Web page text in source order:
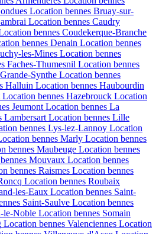
Location bennes Bruay-sur-
Location bennes Caudry
bennes Coudekerque-Branche
bennes Denain Location bennes
les-Mines Location bennes
Faches-Thumesnil Location bennes
Grande-Synthe Location bennes
Halluin Location bennes Haubourdin
Location bennes Hazebrouck Location
Jeumont Location bennes La
Lambersart Location bennes Lille
bennes Lys-lez-Lannoy Location
bennes Marly Location bennes
bennes Maubeuge Location bennes
Mouvaux Location bennes
bennes Raismes Location bennes
Location bennes Roubaix
les-Eaux Location bennes Saint-
Saint-Saulve Location bennes
le-Noble Location bennes Somain
Location bennes Valenciennes Location